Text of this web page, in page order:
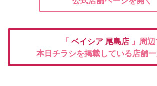
「 ベイシア 尾島店 」周
本日チラシを掲載している店舗一